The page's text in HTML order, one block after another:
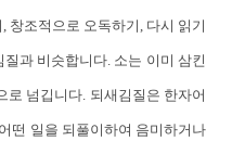
창조적으로 오독하기, 다시 읽기
과 비슷합니다. 소는 이미 삼킨
로 넘깁니다. 되새김질은 한자어
떤 일을 되풀이하여 음미하거나